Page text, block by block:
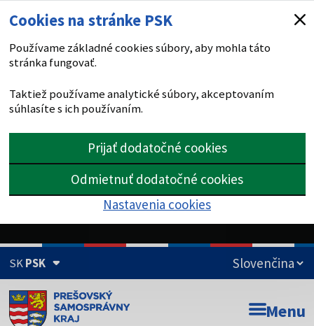
Cookies na stránke PSK
Používame základné cookies súbory, aby mohla táto
stránka fungovať.
Taktiež používame analytické súbory, akceptovaním
súhlasíte s ich používaním.
Prijať dodatočné cookies
Odmietnuť dodatočné cookies
Nastavenia cookies
SKPSK
Doména psk.sk je oficiálna Menu